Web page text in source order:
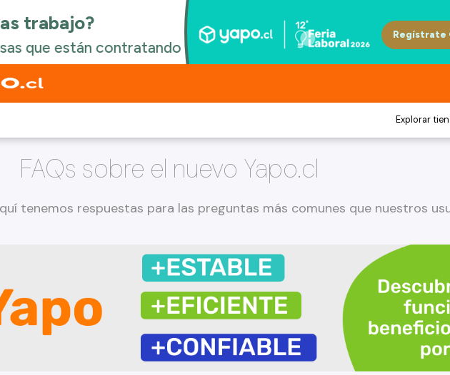
Explorar
FAQs sobre el nuevo Yapo.cl
tenemos respuestas para las preguntas más comunes que nuestros